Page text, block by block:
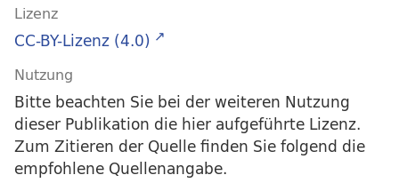
Lizenz
CC-BY-Lizenz (4.0)
Nutzung
Bitte beachten Sie bei der weiteren Nutzung
dieser Publikation die hier aufgeführte Lizenz.
Zum Zitieren der Quelle finden Sie folgend die
empfohlene Quellenangabe.